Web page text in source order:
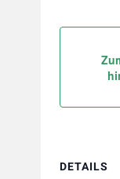
DETAILS